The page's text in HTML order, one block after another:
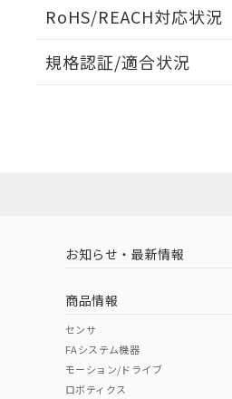
RoHS/REACH対応状況
EU RoHS 注意事項・凡例
中国 RoHS 注意事項・凡例
中国 RoHS表
Pb Hg
規格認証/適合状況
（イギリス
（ノルウェー
お知らせ・最新情報
商品情報
センサ
FAシステム機器
モーション/ドライブ
ロボティクス